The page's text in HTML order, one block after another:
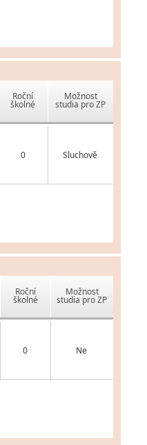
Roční
školné
Možnost
studia pro ZP
0 Sluchově
Roční
školné
Možnost
studia pro ZP
0 Ne